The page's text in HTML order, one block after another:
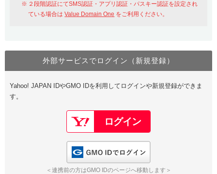
おすすめ One レンタルサーバーを含む最新の機能を使う方
Value Domain Oneにログイン
Google
GMO ID Amazon
※AmazonはValue Domain Oneのログイン画面へ遷移します
Value Domain Oneアカウント作成
以下でも登録可能
Google Yahoo!
GMO ID
２段階認証にてSMS認証・アプリ認証・パスキー認証を設定され
ている場合はValue Domain One をご利用ください。
外部サービスでログイン（新規登録）
Yahoo! JAPAN IDやGMO IDを利用してログインや新規登録ができま
す。
＜連携前の方はGMO IDのページへ移動します＞